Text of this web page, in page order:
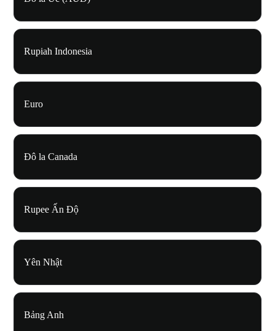
Rupiah Indonesia
Euro
Đô la Canada
Rupee Ấn Độ
Yên Nhật
Bảng Anh